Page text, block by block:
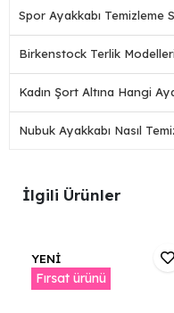
Spor Ayakkabı Temizleme
Birkenstock Terlik
Kadın Şort Altına Hangi
Nubuk Ayakkabı Nasıl
İlgili Ürünler
YENİ
Fırsat ürünü